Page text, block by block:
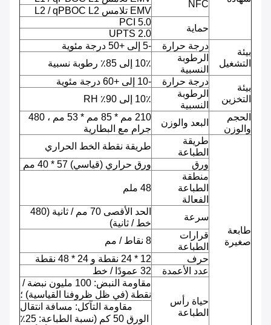
NFC
EMV تلامس L2 / qPBOC L2
حماية
PCI 5.0
UPTS 2.0
بيئة
التشغيل
درجة حرارة
-5 إلى +50 درجة مئوية
الرطوبة
النسبية
10٪ إلى 85٪ رطوبة نسبية
بيئة
التخزين
درجة حرارة
-10 إلى +60 درجة مئوية
الرطوبة
النسبية
10٪ إلى 90٪ RH
الحجم
والوزن
البعد والوزن
210 مم * 85 مم * 53 مم ، 480
جرام مع البطارية
طابعة
صغيرة
طريقة
الطباعة
طريقة نقطة الخط الحراري
ورق
ورق حراري (قياسي) 57 * 40 مم
منطقة
الطباعة
الفعالة
48 ملم
سرعة
الحد الأقصى 70 مم / ثانية (480
خط / ثانية)
قرارات
الطباعة
8 نقاط / مم
حرف
12 * 24 نقطة و 24 * 48 نقطة
عدد الأعمدة
32 عمودًا / خط
حياة رأس
الطباعة
مقاومة النبض: 100 مليون نبضة /
نقطة (في ظل ظروفنا القياسية) ؛
مقاومة التآكل: مسافة انتقال
الورق 50 كم (نسبة الطباعة: 25٪